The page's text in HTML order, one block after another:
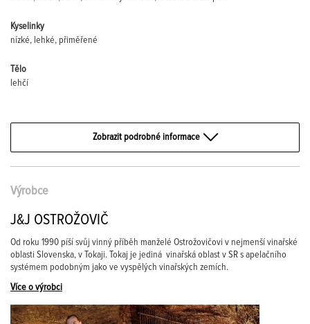
Kyselinky
nízké, lehké, přiměřené
Tělo
lehčí
Zobrazit podrobné informace
Výrobce
J&J OSTROŽOVIČ
Od roku 1990 píší svůj vinný příběh manželé Ostrožovičovi v nejmenší vinařské
oblasti Slovenska, v Tokaji. Tokaj je jediná vinařská oblast v SR s apelačního
systémem podobným jako ve vyspělých vinařských zemích.
Více o výrobci